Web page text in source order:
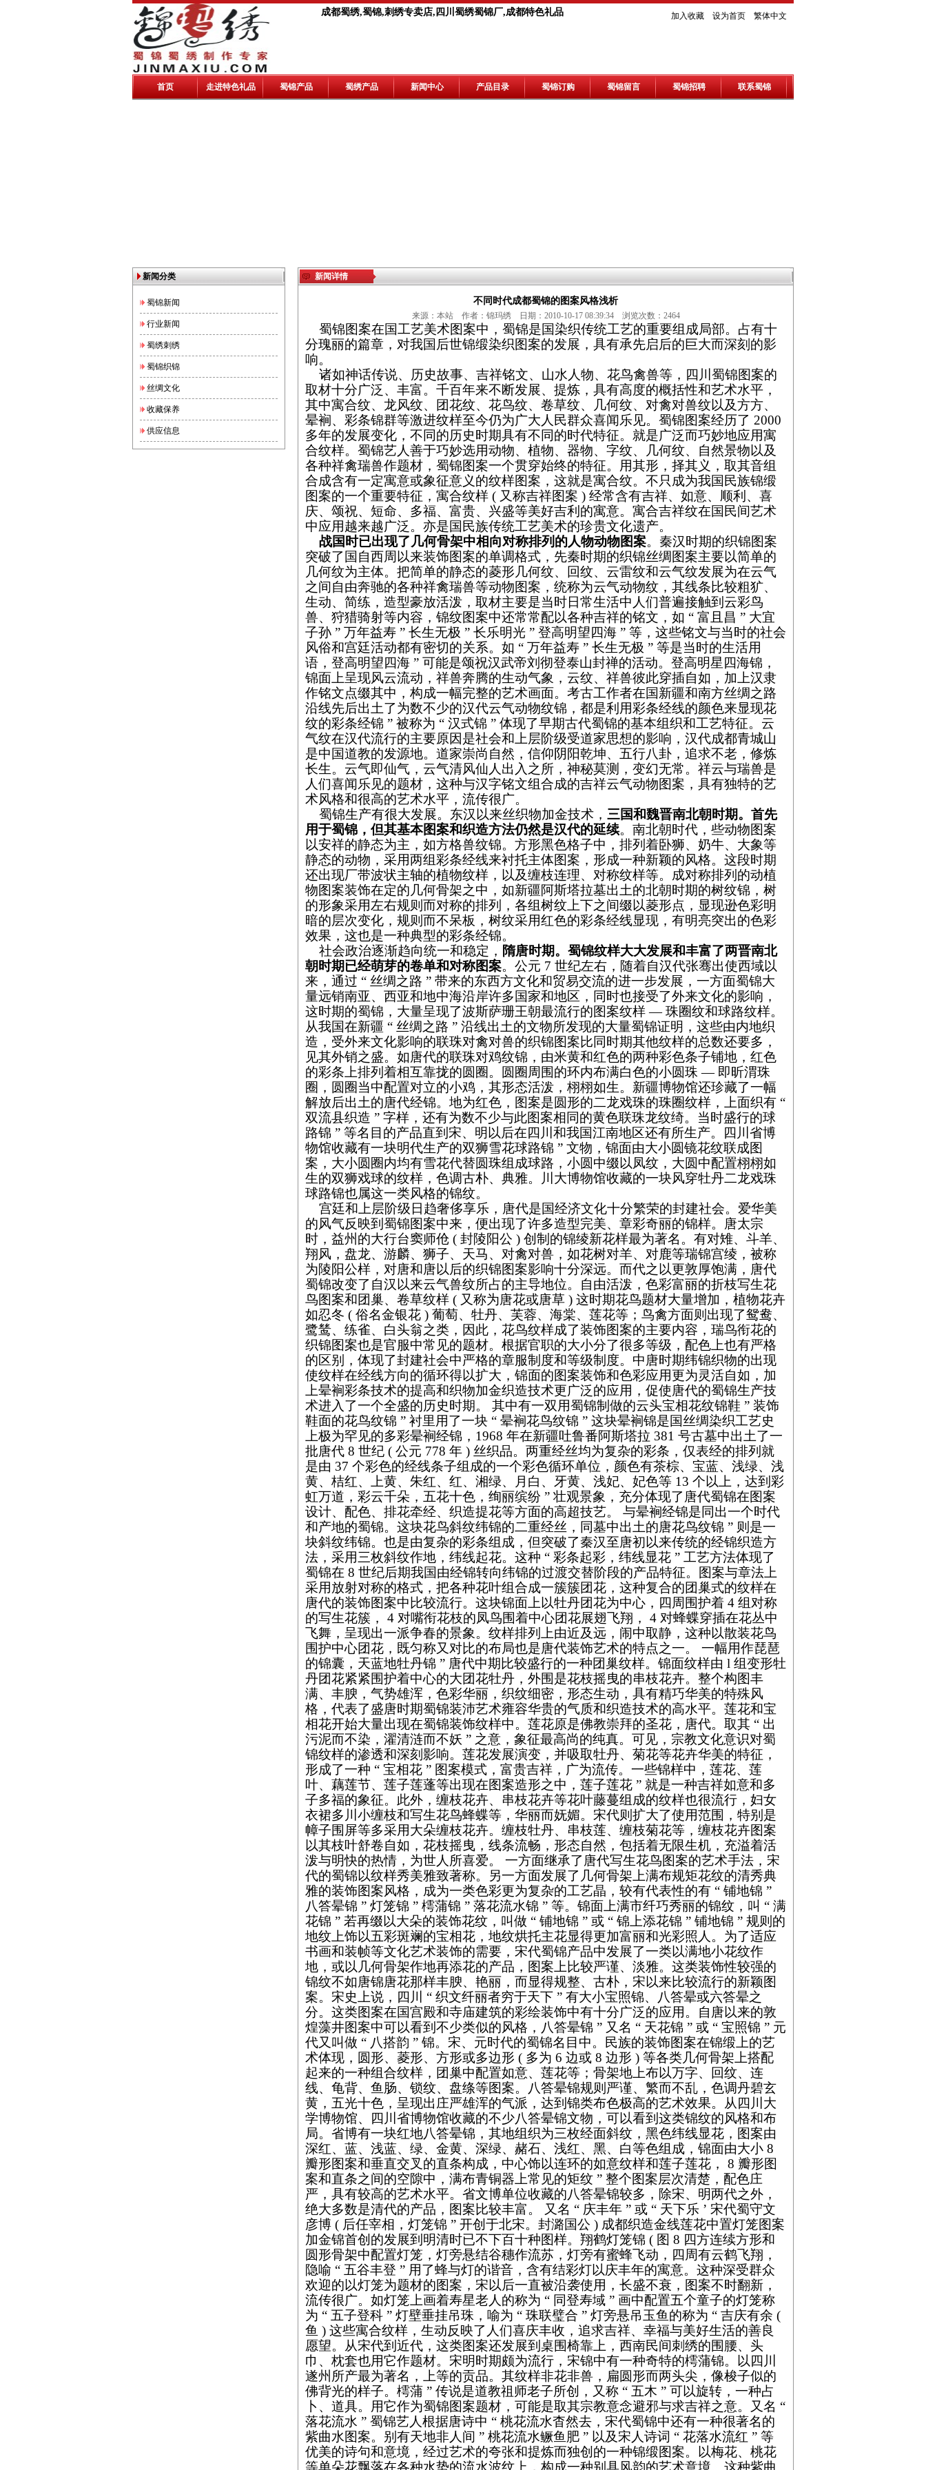
成都蜀绣,蜀锦,刺绣专卖店,四川蜀绣蜀锦厂,成都特色礼品 加入收藏 设为首页 繁体中文
首页 走进特色礼品 蜀锦产品 蜀绣产品 新闻中心 产品目录 蜀锦订购 蜀锦留言 蜀锦招聘 联系蜀锦
新闻分类
蜀锦新闻
行业新闻
蜀绣刺绣
蜀锦织锦
丝绸文化
收藏保养
供应信息
新闻详情
不同时代成都蜀锦的图案风格浅析
来源：本站 作者：锦玛绣 日期：2010-10-17 08:39:34 浏览次数：2464
蜀锦图案在国工艺美术图案中，蜀锦是国染织传统工艺的重要组成局部。占有十
分瑰丽的篇章，对我国后世锦缎染织图案的发展，具有承先启后的巨大而深刻的影
响。
诸如神话传说、历史故事、吉祥铭文、山水人物、花鸟禽兽等，四川蜀锦图案的
取材十分广泛、丰富。千百年来不断发展、提炼，具有高度的概括性和艺术水平，
其中寓合纹、龙风纹、团花纹、花鸟纹、卷草纹、几何纹、对禽对兽纹以及方方、
晕裥、彩条锦群等激进纹样至今仍为广大人民群众喜闻乐见。蜀锦图案经历了 2000
多年的发展变化，不同的历史时期具有不同的时代特征。 就是广泛而巧妙地应用寓
合纹样。蜀锦艺人善于巧妙选用动物、植物、器物、字纹、几何纹、自然景物以及
各种祥禽瑞兽作题材，蜀锦图案一个贯穿始终的特征。用其形，择其义，取其音组
合成含有一定寓意或象征意义的纹样图案，这就是寓合纹。 不只成为我国民族锦缎
图案的一个重要特征，寓合纹样 ( 又称吉祥图案 ) 经常含有吉祥、如意、顺利、喜
庆、颂祝、短命、多福、富贵、兴盛等美好吉利的寓意。寓合吉祥纹在国民间艺术
中应用越来越广泛。亦是国民族传统工艺美术的珍贵文化遗产。
战国时已出现了几何骨架中相向对称排列的人物动物图案。秦汉时期的织锦图案
突破了国自西周以来装饰图案的单调格式，先秦时期的织锦丝绸图案主要以简单的
几何纹为主体。把简单的静态的菱形几何纹、回纹、云雷纹和云气纹发展为在云气
之间自由奔驰的各种祥禽瑞兽等动物图案，统称为云气动物纹，其线条比较粗犷、
生动、简练，造型豪放活泼，取材主要是当时日常生活中人们普遍接触到云彩鸟
兽、狩猎骑射等内容，锦纹图案中还常常配以各种吉祥的铭文，如 “ 富且昌 ” 大宜
子孙 ” 万年益寿 ” 长生无极 ” 长乐明光 ” 登高明望四海 ” 等，这些铭文与当时的社会
风俗和宫廷活动都有密切的关系。如 “ 万年益寿 ” 长生无极 ” 等是当时的生活用
语，登高明望四海 ” 可能是颂祝汉武帝刘彻登泰山封禅的活动。登高明星四海锦，
锦面上呈现风云流动，祥兽奔腾的生动气象，云纹、祥兽彼此穿插自如，加上汉隶
作铭文点缀其中，构成一幅完整的艺术画面。考古工作者在国新疆和南方丝绸之路
沿线先后出土了为数不少的汉代云气动物纹锦，都是利用彩条经线的颜色来显现花
纹的彩条经锦 ” 被称为 “ 汉式锦 ” 体现了早期古代蜀锦的基本组织和工艺特征。云
气纹在汉代流行的主要原因是社会和上层阶级受道家思想的影响，汉代成都青城山
是中国道教的发源地。道家崇尚自然，信仰阴阳乾坤、五行八卦，追求不老，修炼
长生。云气即仙气，云气清风仙人出入之所，神秘莫测，变幻无常。祥云与瑞兽是
人们喜闻乐见的题材，这种与汉字铭文组合成的吉祥云气动物图案，具有独特的艺
术风格和很高的艺术水平，流传很广。
蜀锦生产有很大发展。东汉以来丝织物加金技术， 三国和魏晋南北朝时期。首先
用于蜀锦，但其基本图案和织造方法仍然是汉代的延续。南北朝时代，些动物图案
以安祥的静态为主，如方格兽纹锦。方形黑色格子中，排列着卧狮、奶牛、大象等
静态的动物，采用两组彩条经线来衬托主体图案，形成一种新颖的风格。这段时期
还出现厂带波状主轴的植物纹样，以及缠枝连理、对称纹样等。成对称排列的动植
物图案装饰在定的几何骨架之中，如新疆阿斯塔拉墓出土的北朝时期的树纹锦，树
的形象采用左右规则而对称的排列，各组树纹上下之间缀以菱形点，显现逊色彩明
暗的层次变化，规则而不呆板，树纹采用红色的彩条经线显现，有明亮突出的色彩
效果，这也是一种典型的彩条经锦。
社会政治逐渐趋向统一和稳定， 隋唐时期。蜀锦纹样大大发展和丰富了两晋南北
朝时期已经萌芽的卷单和对称图案。公元 7 世纪左右，随着自汉代张骞出使西域以
来，通过 “ 丝绸之路 ” 带来的东西方文化和贸易交流的进一步发展，一方面蜀锦大
量远销南亚、西亚和地中海沿岸许多国家和地区，同时也接受了外来文化的影响，
这时期的蜀锦，大量呈现了波斯萨珊王朝最流行的图案纹样 — 珠圈纹和球路纹样。
从我国在新疆 “ 丝绸之路 ” 沿线出土的文物所发现的大量蜀锦证明，这些由内地织
造，受外来文化影响的联珠对禽对兽的织锦图案比同时期其他纹样的总数还要多，
见其外销之盛。如唐代的联珠对鸡纹锦，由米黄和红色的两种彩色条子铺地，红色
的彩条上排列着相互靠拢的圆圈。圆圈周围的环内布满白色的小圆珠 — 即昕渭珠
圈，圆圈当中配置对立的小鸡，其形态活泼，栩栩如生。新疆博物馆还珍藏了一幅
解放后出土的唐代经锦。地为红色，图案是圆形的二龙戏珠的珠圈纹样，上面织有 “
双流县织造 ” 字样，还有为数不少与此图案相同的黄色联珠龙纹绮。当时盛行的球
路锦 ” 等名目的产品直到宋、明以后在四川和我国江南地区还有所生产。四川省博
物馆收藏有一块明代生产的双狮雪花球路锦 ” 文物，锦面由大小圆镜花纹联成图
案，大小圆圈内均有雪花代替圆珠组成球路，小圆中缀以凤纹，大圆中配置栩栩如
生的双狮戏球的纹样，色调古朴、典雅。川大博物馆收藏的一块风穿牡丹二龙戏珠
球路锦也属这一类风格的锦纹。
宫廷和上层阶级日趋奢侈享乐，唐代是国经济文化十分繁荣的封建社会。爱华美
的风气反映到蜀锦图案中来，便出现了许多造型完美、章彩奇丽的锦样。唐太宗
时，益州的大行台窦师伧 ( 封陵阳公 ) 创制的锦绫新花样最为著名。有对雉、斗羊、
翔风，盘龙、游麟、狮子、天马、对禽对兽，如花树对羊、对鹿等瑞锦宫绫，被称
为陵阳公样，对唐和唐以后的织锦图案影响十分深远。 而代之以更敦厚饱满，唐代
蜀锦改变了自汉以来云气兽纹所占的主导地位。自由活泼，色彩富丽的折枝写生花
鸟图案和团巢、卷草纹样 ( 又称为唐花或唐草 ) 这时期花鸟题材大量增加，植物花卉
如忍冬 ( 俗名金银花 ) 葡萄、牡丹、芙蓉、海棠、莲花等；鸟禽方面则出现了鸳鸯、
鹭鸶、练雀、白头翁之类，因此，花鸟纹样成了装饰图案的主要内容，瑞鸟衔花的
织锦图案也是官服中常见的题材。根据官职的大小分了很多等级，配色上也有严格
的区别，体现了封建社会中严格的章服制度和等级制度。中唐时期纬锦织物的出现
使纹样在经线方向的循环得以扩大，锦面的图案装饰和色彩应用更为灵活自如，加
上晕裥彩条技术的提高和织物加金织造技术更广泛的应用，促使唐代的蜀锦生产技
术进入了一个全盛的历史时期。 其中有一双用蜀锦制做的云头宝相花纹锦鞋 ” 装饰
鞋面的花鸟纹锦 ” 衬里用了一块 “ 晕裥花鸟纹锦 ” 这块晕裥锦是国丝绸染织工艺史
上极为罕见的多彩晕裥经锦，1968 年在新疆吐鲁番阿斯塔拉 381 号古墓中出土了一
批唐代 8 世纪 ( 公元 778 年 ) 丝织品。两重经丝均为复杂的彩条，仅表经的排列就
是由 37 个彩色的经线条子组成的一个彩色循环单位，颜色有茶棕、宝蓝、浅绿、浅
黄、桔红、上黄、朱红、红、湘绿、月白、牙黄、浅妃、妃色等 13 个以上，达到彩
虹万道，彩云千朵，五花十色，绚丽缤纷 ” 壮观景象，充分体现了唐代蜀锦在图案
设计、配色、排花牵经、织造提花等方面的高超技艺。 与晕裥经锦是同出一个时代
和产地的蜀锦。这块花鸟斜纹纬锦的二重经丝，同墓中出土的唐花鸟纹锦 ” 则是一
块斜纹纬锦。也是由复杂的彩条组成，但突破了秦汉至唐初以来传统的经锦织造方
法，采用三枚斜纹作地，纬线起花。这种 “ 彩条起彩，纬线显花 ” 工艺方法体现了
蜀锦在 8 世纪后期我国由经锦转向纬锦的过渡交替阶段的产品特征。图案与章法上
采用放射对称的格式，把各种花叶组合成一簇簇团花，这种复合的团巢式的纹样在
唐代的装饰图案中比较流行。这块锦面上以牡丹团花为中心，四周围护着 4 组对称
的写生花簇， 4 对嘴衔花枝的凤鸟围着中心团花展翅飞翔， 4 对蜂蝶穿插在花丛中
飞舞，呈现出一派争春的景象。纹样排列上由近及远，闹中取静，这种以散装花鸟
围护中心团花，既匀称又对比的布局也是唐代装饰艺术的特点之一。 一幅用作琵琶
的锦囊，天蓝地牡丹锦 ” 唐代中期比较盛行的一种团巢纹样。锦面纹样由 l 组变形牡
丹团花紧紧围护着中心的大团花牡丹，外围是花枝摇曳的串枝花卉。整个构图丰
满、丰腴，气势雄浑，色彩华丽，织纹细密，形态生动，具有精巧华美的特殊风
格，代表了盛唐时期蜀锦装沛艺术雍容华贵的气质和织造技术的高水平。 莲花和宝
相花开始大量出现在蜀锦装饰纹样中。莲花原是佛教崇拜的圣花，唐代。取其 “ 出
污泥而不染，濯清涟而不妖 ” 之意，象征最高尚的纯真。可见，宗教文化意识对蜀
锦纹样的渗透和深刻影响。莲花发展演变，并吸取牡丹、菊花等花卉华美的特征，
形成了一种 “ 宝相花 ” 图案模式，富贵吉祥，广为流传。一些锦样中，莲花、莲
叶、藕莲节、莲子莲蓬等出现在图案造形之中，莲子莲花 ” 就是一种吉祥如意和多
子多福的象征。此外，缠枝花卉、串枝花卉等花叶藤蔓组成的纹样也很流行，妇女
衣裙多川小缠枝和写生花鸟蜂蝶等，华丽而妩媚。宋代则扩大了使用范围，特别是
幛子围屏等多采用大朵缠枝花卉。缠枝牡丹、串枝莲、缠枝菊花等，缠枝花卉图案
以其枝叶舒卷自如，花枝摇曳，线条流畅，形态自然，包括着无限生机，充溢着活
泼与明快的热情，为世人所喜爱。 一方面继承了唐代写生花鸟图案的艺术手法，宋
代的蜀锦以纹样秀美雅致著称。另一方面发展了几何骨架上满布规矩花纹的清秀典
雅的装饰图案风格，成为一类色彩更为复杂的工艺晶，较有代表性的有 “ 铺地锦 ”
八答晕锦 ” 灯笼锦 ” 樗蒲锦 ” 落花流水锦 ” 等。锦面上满市纤巧秀丽的锦纹，叫 “ 满
花锦 ” 若再缀以大朵的装饰花纹，叫做 “ 铺地锦 ” 或 “ 锦上添花锦 ” 铺地锦 ” 规则的
地纹上饰以五彩斑斓的宝相花，地纹烘托主花显得更加富丽和光彩照人。为了适应
书画和装帧等文化艺术装饰的需要，宋代蜀锦产品中发展了一类以满地小花纹作
地，或以几何骨架作地再添花的产品，图案上比较严谨、淡雅。这类装饰性较强的
锦纹不如唐锦唐花那样丰腴、艳丽，而显得规整、古朴，宋以来比较流行的新颖图
案。宋史上说，四川 “ 织文纤丽者穷于天下 ” 有大小宝照锦、八答晕或六答晕之
分。这类图案在国宫殿和寺庙建筑的彩绘装饰中有十分广泛的应用。自唐以来的敦
煌藻井图案中可以看到不少类似的风格，八答晕锦 ” 又名 “ 天花锦 ” 或 “ 宝照锦 ” 元
代又叫做 “ 八搭韵 ” 锦。宋、元时代的蜀锦名目中。民族的装饰图案在锦缎上的艺
术体现，圆形、菱形、方形或多边形 ( 多为 6 边或 8 边形 ) 等各类几何骨架上搭配
起来的一种组合纹样，团巢中配置如意、莲花等；骨架地上布以万字、回纹、连
线、龟背、鱼肠、锁纹、盘绦等图案。八答晕锦规则严谨、繁而不乱，色调丹碧玄
黄，五光十色，呈现出庄严雄浑的气派，达到锦类布色极高的艺术效果。从四川大
学博物馆、四川省博物馆收藏的不少八答晕锦文物，可以看到这类锦纹的风格和布
局。省博有一块红地八答晕锦，其地组织为三枚经面斜纹，黑色纬线显花，图案由
深红、蓝、浅蓝、绿、金黄、深绿、赭石、浅红、黑、白等色组成，锦面由大小 8
瓣形图案和垂直交叉的直条构成，中心饰以连环的如意纹样和莲子莲花， 8 瓣形图
案和直条之间的空隙中，满布青铜器上常见的矩纹 ” 整个图案层次清楚，配色庄
严，具有较高的艺术水平。省文博单位收藏的八答晕锦较多，除宋、明两代之外，
绝大多数是清代的产品，图案比较丰富。 又名 “ 庆丰年 ” 或 “ 天下乐 ’ 宋代蜀守文
彦博 ( 后任宰相，灯笼锦 ” 开创于北宋。封潞国公 ) 成都织造金线莲花中置灯笼图案
加金锦首创的发展到明清时已不下百十种图样。翔鹤灯笼锦 ( 图 8 四方连续方形和
圆形骨架中配置灯笼，灯旁悬结谷穗作流苏，灯旁有蜜蜂飞动，四周有云鹤飞翔，
隐喻 “ 五谷丰登 ” 用了蜂与灯的谐音，含有结彩灯以庆丰年的寓意。这种深受群众
欢迎的以灯笼为题材的图案，宋以后一直被沿袭使用，长盛不衰，图案不时翻新，
流传很广。如灯笼上画着寿星老人的称为 “ 同登寿域 ” 画中配置五个童子的灯笼称
为 “ 五子登科 ” 灯壁垂挂吊珠，喻为 “ 珠联璧合 ” 灯旁悬吊玉鱼的称为 “ 吉庆有余 (
鱼 ) 这些寓合纹样，生动反映了人们喜庆丰收，追求吉祥、幸福与美好生活的善良
愿望。从宋代到近代，这类图案还发展到桌围椅靠上，西南民间刺绣的围腰、头
巾、枕套也用它作题材。 宋明时期颇为流行，宋锦中有一种奇特的樗蒲锦。以四川
遂州所产最为著名，上等的贡品。其纹样非花非兽，扁圆形而两头尖，像梭子似的
佛背光的样子。樗蒲 ” 传说是道教祖师老子所创，又称 “ 五木 ” 可以旋转，一种占
卜、道具。用它作为蜀锦图案题材，可能是取其宗教意念避邪与求吉祥之意。 又名 “
落花流水 ” 蜀锦艺人根据唐诗中 “ 桃花流水杳然去，宋代蜀锦中还有一种很著名的
紫曲水图案。别有天地非人间 ” 桃花流水鳜鱼肥 ” 以及宋人诗词 “ 花落水流红 ” 等
优美的诗句和意境，经过艺术的夸张和提炼而独创的一种锦缎图案。以梅花、桃花
等单朵花飘落在各种水势的流水波纹上，构成一种别具风韵的艺术意境。这种紫曲